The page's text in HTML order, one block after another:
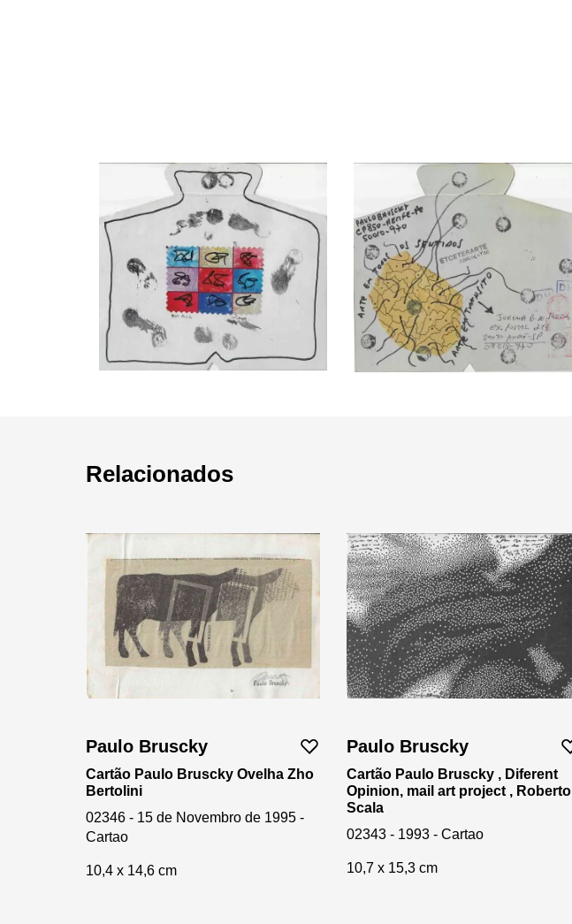
Relacionados
Paulo Bruscky
Cartão Paulo Bruscky Ovelha Zho
Bertolini
02346 - 15 de Novembro de 1995 -
Cartao
10,4 x 14,6 cm
Paulo Bruscky
Cartão Paulo Bruscky , Diferent
Opinion, mail art project , Roberto
Scala
02343 - 1993 - Cartao
10,7 x 15,3 cm